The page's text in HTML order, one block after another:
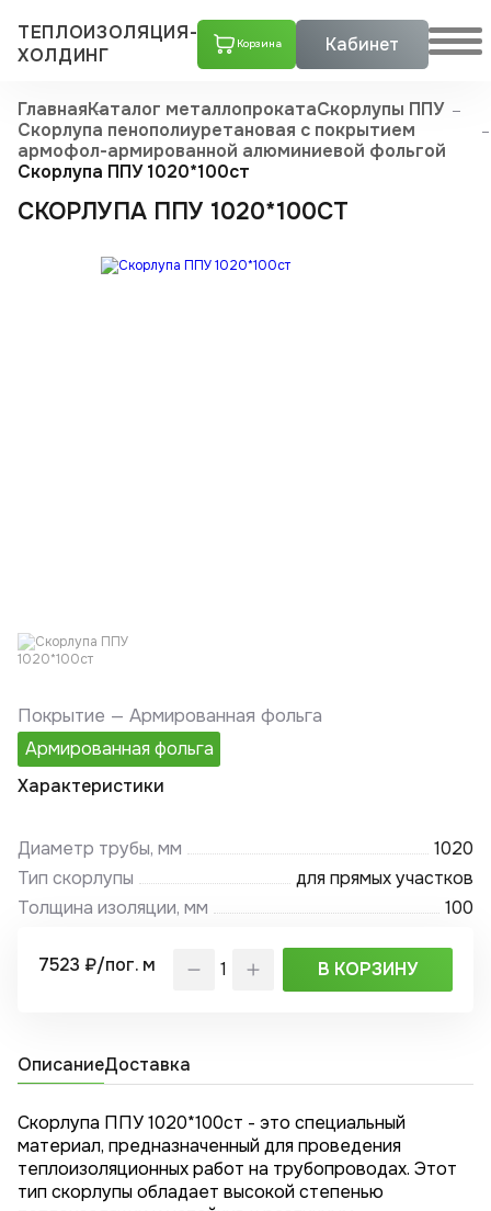
ТЕПЛОИЗОЛЯЦИЯ-
ХОЛДИНГ
Корзина Кабинет
ГлавнаяКаталог металлопрокатаСкорлупы ППУ
Скорлупа пенополиуретановая с покрытием
армофол-армиро­ванной алюминиевой фольгой
Скорлупа ППУ 1020*100ст
СКОРЛУПА ППУ 1020*100СТ
Покрытие —Армированная фольга
Армированная фольга
Характеристики
Диаметр трубы, мм
1020
Тип скорлупы
для прямых участков
Толщина изоляции, мм
100
7523 ₽/пог. м В КОРЗИНУ
ОписаниеДоставка
Скорлупа ППУ 1020*100ст - это специальный
материал, предназначенный для проведения
теплоизоляционных работ на трубопроводах. Этот
тип скорлупы обладает высокой степенью